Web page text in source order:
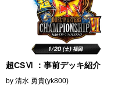
超CSⅥ ：事前デッキ紹介
by 清水 勇貴(yk800)